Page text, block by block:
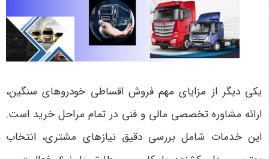
یکی دیگر از مزایای مهم فروش اقساطی خودروهای سنگین،
ارائه مشاوره تخصصی مالی و فنی در تمام مراحل خرید است.
این خدمات شامل بررسی دقیق نیازهای مشتری، انتخاب